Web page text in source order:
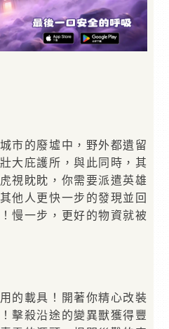
市的廢墟中，野外都遺留
大庇護所，與此同時，其
視眈眈，你需要派遣英雄
他人更快一步的發現並回
慢一步，更好的物資就被
的載具！開著你精心改裝
擊殺沿途的變異獸獲得豐